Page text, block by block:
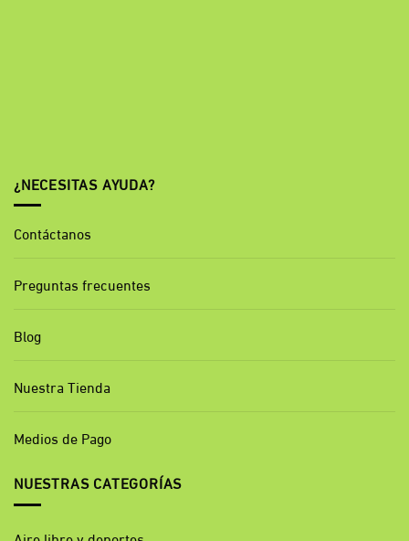
¿NECESITAS AYUDA?
Contáctanos
Preguntas frecuentes
Blog
Nuestra Tienda
Medios de Pago
NUESTRAS CATEGORÍAS